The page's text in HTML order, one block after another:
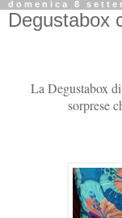
domenica 8
Degustabox
La Degustabox
sorprese